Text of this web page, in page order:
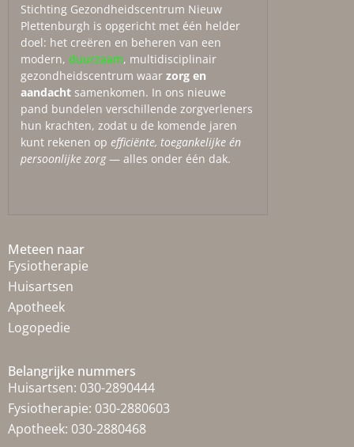
Stichting Gezondheidscentrum Nieuw
Plettenburgh is opgericht met één helder
doel: het creëren en beheren van een
modern, duurzaam, multidisciplinair
gezondheidscentrum waar zorg en
aandacht samenkomen. In ons nieuwe
pand bundelen verschillende zorgverleners
hun krachten, zodat u de komende jaren
kunt rekenen op efficiënte, toegankelijke én
persoonlijke zorg— alles onder één dak.
Meteen naar
Fysiotherapie
Huisartsen
Apotheek
Logopedie
Belangrijke nummers
Huisartsen: 030-2890444
Fysiotherapie: 030-2880603
Apotheek: 030-2880468